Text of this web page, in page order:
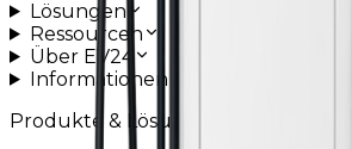
Lösungen
Ressourcen
Über EV24
Informationen
Produkte & Lösungen